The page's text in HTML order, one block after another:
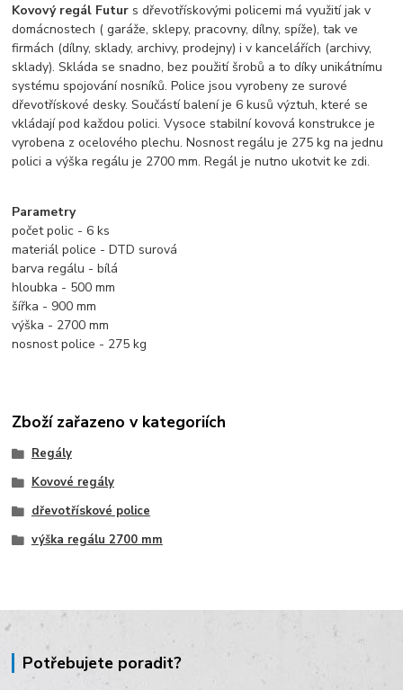
Kovový regál Futur s dřevotřískovými policemi má využití jak v
domácnostech ( garáže, sklepy, pracovny, dílny, spíže), tak ve
firmách (dílny, sklady, archivy, prodejny) i v kancelářích (archivy,
sklady). Skláda se snadno, bez použití šrobů a to díky unikátnímu
systému spojování nosníků. Police jsou vyrobeny ze surové
dřevotřískové desky. Součástí balení je 6 kusů výztuh, které se
vkládají pod každou polici. Vysoce stabilní kovová konstrukce je
vyrobena z ocelového plechu.Nosnost regálu je 275 kg na jednu
polici a výška regálu je 2700 mm. Regál je nutno ukotvit ke zdi.
Parametry
počet polic - 6 ks
materiál police - DTD surová
barva regálu - bílá
hloubka - 500 mm
šířka - 900 mm
výška - 2700 mm
nosnost police - 275 kg
Zboží zařazeno v kategoriích
Regály
Kovové regály
dřevotřískové police
výška regálu 2700 mm
Potřebujete poradit?